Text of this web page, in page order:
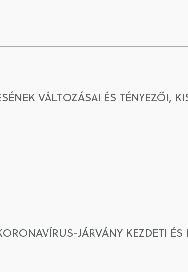
VÁLTOZÁSAI ÉS TÉNYEZŐI,
JÁRVÁNY KEZDETI ÉS